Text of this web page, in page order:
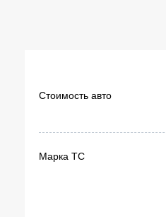
Стоимость авто
Марка ТС